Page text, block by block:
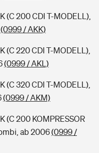
(C 200 CDI T-MODELL),
(0999 / AKK)
(C 220 CDI T-MODELL),
(0999 / AKL)
(C 320 CDI T-MODELL),
(0999 / AKM)
(C 200 KOMPRESSOR
ab 2006(0999 /